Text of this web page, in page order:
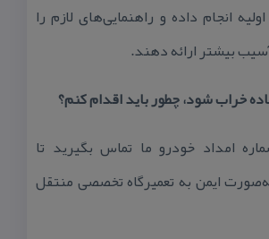
انجام داده و راهنمایی‌های لازم را
بیشتر ارائه دهند.
امداد خودرو ما تماس بگیرید تا
ایمن به تعمیرگاه تخصصی منتقل